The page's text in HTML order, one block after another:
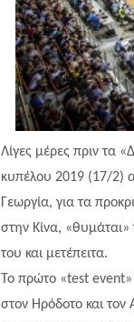
Λίγες μέρες πριν τα
κυπέλου 2019 (17/2)
Γεωργία, για τα
στην Κίνα,
του και μετέπειτα.
Το πρώτο «test
στον Ηρόδοτο και τον